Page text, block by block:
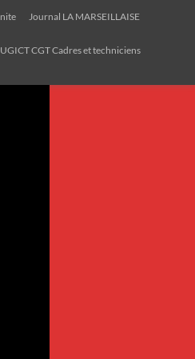
Journal LA MARSEILLAISE
CGT Cadres et techniciens